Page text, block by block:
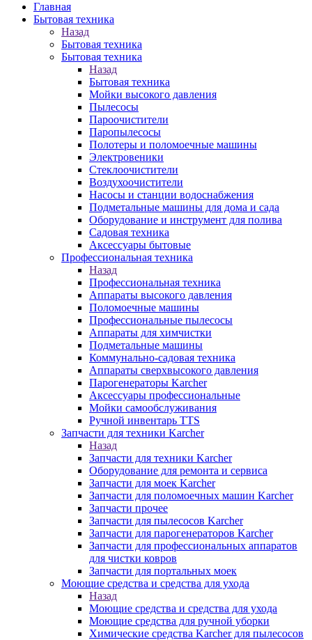
Главная
Бытовая техника
Назад
Бытовая техника
Бытовая техника
Назад
Бытовая техника
Мойки высокого давления
Пылесосы
Пароочистители
Паропылесосы
Полотеры и поломоечные машины
Электровеники
Стеклоочистители
Воздухоочистители
Насосы и станции водоснабжения
Подметальные машины для дома и сада
Оборудование и инструмент для полива
Садовая техника
Аксессуары бытовые
Профессиональная техника
Назад
Профессиональная техника
Аппараты высокого давления
Поломоечные машины
Профессиональные пылесосы
Аппараты для химчистки
Подметальные машины
Коммунально-садовая техника
Аппараты сверхвысокого давления
Парогенераторы Karcher
Аксессуары профессиональные
Мойки самообслуживания
Ручной инвентарь TTS
Запчасти для техники Karcher
Назад
Запчасти для техники Karcher
Оборудование для ремонта и сервиса
Запчасти для моек Karcher
Запчасти для поломоечных машин Karcher
Запчасти прочее
Запчасти для пылесосов Karcher
Запчасти для парогенераторов Karcher
Запчасти для профессиональных аппаратов
для чистки ковров
Запчасти для портальных моек
Моющие средства и средства для ухода
Назад
Моющие средства и средства для ухода
Моющие средства для ручной уборки
Химические средства Karcher для пылесосов